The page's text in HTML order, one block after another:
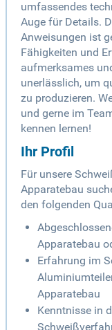
umfassendes
Auge für Details.
Anweisungen ist
Fähigkeiten und
aufmerksames
unerlässlich, um
zu produzieren.
und gerne im
kennen lernen!
Ihr Profil
Für unsere
Apparatebau
den folgenden
Apparatebau
Erfahrung im
Apparatebau
Kenntnisse in